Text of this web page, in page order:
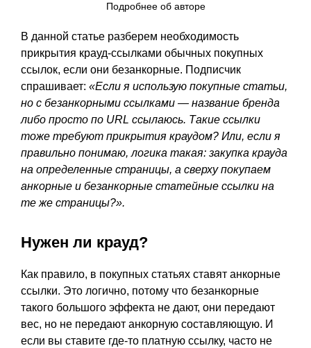
Подробнее об авторе
В данной статье разберем необходимость
прикрытия крауд-ссылками обычных покупных
ссылок, если они безанкорные. Подписчик
спрашивает: «Если я использую покупные статьи,
но с безанкорными ссылками — название бренда
либо просто по URL ссылаюсь. Такие ссылки
тоже требуют прикрытия краудом? Или, если я
правильно понимаю, логика такая: закупка крауда
на определенные страницы, а сверху покупаем
анкорные и безанкорные статейные ссылки на
те же страницы?».
Нужен ли крауд?
Как правило, в покупных статьях ставят анкорные
ссылки. Это логично, потому что безанкорные
такого большого эффекта не дают, они передают
вес, но не передают анкорную составляющую. И
если вы ставите где-то платную ссылку, часто не